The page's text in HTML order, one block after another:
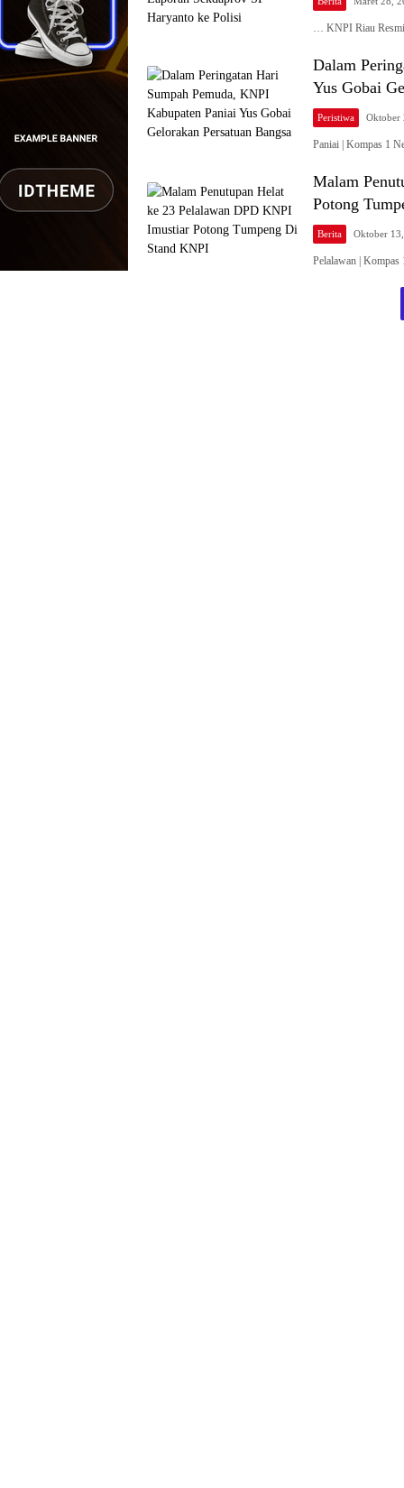
… KNPI Riau
Dalam
Yus Gobai
Peristiwa Oktober
Paniai | Kompas 1
Malam
Potong
Berita Oktober
Pelalawan |